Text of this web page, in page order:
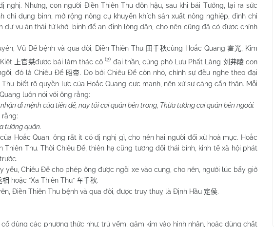
nghị. Nhưng, con người Điền Thiên Thu đôn hậu, sau khi bái Tướng, lại ra sức
chỉ dụng binh, mở rộng nông cụ khuyến khích sản xuất nông nghiệp, đình chỉ
dự vụ án thái tử khởi binh để an định lòng dân, cho nên cũng đã có được chính
Vũ Đế bệnh và qua đời, Điền Thiên Thu 田千秋cùng Hoắc Quang 霍光 , Kim
上官桀được bái làm thác cô(2) đại thần, cùng phò Lưu Phất Lăng 刘弗陵 con
đó là Chiêu Đế 昭帝 . Do bởi Chiêu Đế còn nhỏ, chính sự đều nghe theo đại
biết rõ quyền lực của Hoắc Quang cực mạnh, nên xử sự càng cẩn thận. Mỗi
luôn nói với ông rằng:
di mệnh của tiên đế, nay tôi cai quản bên trong, Thừa tướng cai quản bên ngoài.
tướng quân.
Quan, ông rất ít có dị nghị gì, cho nên hai người đối xử hoà mục. Hoắc
Thiên Thu. Thời Chiêu Đế, thiên hạ cũng tương đối thái bình, kinh tế xã hội phát
Chiêu Đế cho phép ông được ngồi xe vào cung, cho nên, người lúc bấy giờ
相 hoặc “Xa Thiên Thu” 车千秋.
Thiên Thu bệnh và qua đời, được truy thuỵ là Định Hầu 定侯.
cổ dùng các phương thức như, trù yếm, găm kim vào hình nhân, hoặc dùng chất